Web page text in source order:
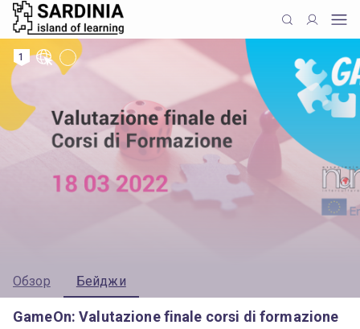
1
Обзор Бейджи
GameOn: Valutazione finale corsi di formazione